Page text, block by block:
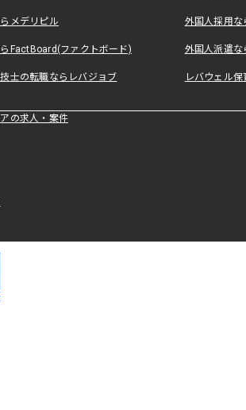
メデリピル 外国人採用
FactBoard(ファクトボード) 外国人派遣な
士の転職ならレバジョブ レバウェル
の求人・案件